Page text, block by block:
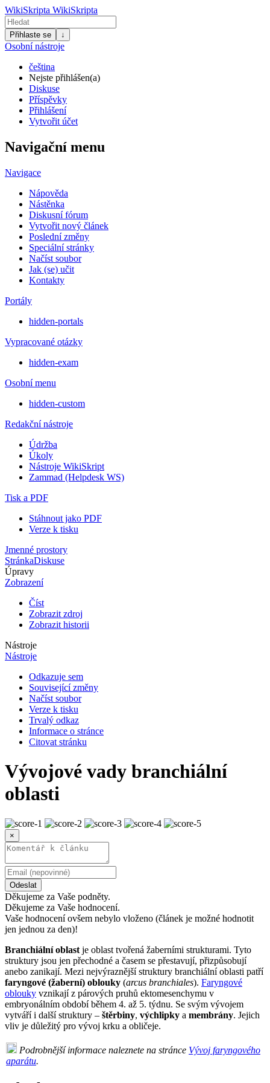
WikiSkripta WikiSkripta
Přihlaste se ↓
Osobní nástroje
čeština
Nejste přihlášen(a)
Diskuse
Příspěvky
Přihlášení
Vytvořit účet
Navigační menu
Navigace
Nápověda
Nástěnka
Diskusní fórum
Vytvořit nový článek
Poslední změny
Speciální stránky
Načíst soubor
Jak (se) učit
Kontakty
Portály
hidden-portals
Vypracované otázky
hidden-exam
Osobní menu
hidden-custom
Redakční nástroje
Údržba
Úkoly
Nástroje WikiSkript
Zammad (Helpdesk WS)
Tisk a PDF
Stáhnout jako PDF
Verze k tisku
Jmenné prostory
StránkaDiskuse
Úpravy
Zobrazení
Číst
Zobrazit zdroj
Zobrazit historii
Nástroje
Nástroje
Odkazuje sem
Související změny
Načíst soubor
Verze k tisku
Trvalý odkaz
Informace o stránce
Citovat stránku
Vývojové vady branchiální
oblasti
×
Odeslat
Děkujeme za Vaše podněty.
Děkujeme za Vaše hodnocení.
Vaše hodnocení ovšem nebylo vloženo (článek je možné hodnotit
jen jednou za den)!
Branchiální oblast je oblast tvořená žaberními strukturami. Tyto
struktury jsou jen přechodné a časem se přestavují, přizpůsobují
anebo zanikají. Mezi nejvýraznější struktury branchiální oblasti patří
faryngové (žaberní) oblouky (arcus branchiales). Faryngové
oblouky vznikají z párových pruhů ektomesenchymu v
embryonálním období během 4. až 5. týdnu. Se svým vývojem
vytváří i další struktury – štěrbiny, výchlipky a membrány. Jejich
vliv je důležitý pro vývoj krku a obličeje.
Podrobnější informace naleznete na stránce Vývoj faryngového
aparátu.